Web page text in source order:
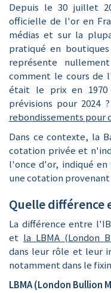
Depuis le 30 juillet
officielle de l'or en
médias et sur la
pratiqué en
représente
comment le cours de
était le prix en
prévisions pour 2024 ?
rebondissements pour
Dans ce contexte, la
cotation privée et
l'once d'or, indiqué
une cotation
Quelle différence
La différence entre
et la LBMA (London
dans leur rôle et leur
notamment dans le
LBMA (London Bullion